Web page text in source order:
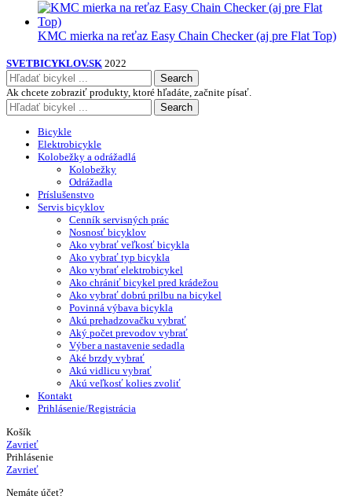
KMC mierka na reťaz Easy Chain Checker (aj pre Flat Top)
SVETBICYKLOV.SK 2022
Search
Ak chcete zobraziť produkty, ktoré hľadáte, začnite písať.
Search
Bicykle
Elektrobicykle
Kolobežky a odrážadlá
Kolobežky
Odrážadla
Príslušenstvo
Servis bicyklov
Cenník servisných prác
Nosnosť bicyklov
Ako vybrať veľkosť bicykla
Ako vybrať typ bicykla
Ako vybrať elektrobicykel
Ako chrániť bicykel pred krádežou
Ako vybrať dobrú prilbu na bicykel
Povinná výbava bicykla
Akú prehadzovačku vybrať
Aký počet prevodov vybrať
Výber a nastavenie sedadla
Aké brzdy vybrať
Akú vidlicu vybrať
Akú veľkosť kolies zvoliť
Kontakt
Prihlásenie/Registrácia
Košík
Zavrieť
Prihlásenie
Zavrieť
Nemáte účet?